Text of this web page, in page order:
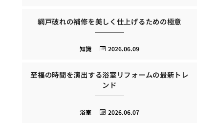
網戸破れの補修を美しく仕上げるための極意
2026.06.09
知識
至福の時間を演出する浴室リフォームの最新トレ
ンド
2026.06.07
浴室